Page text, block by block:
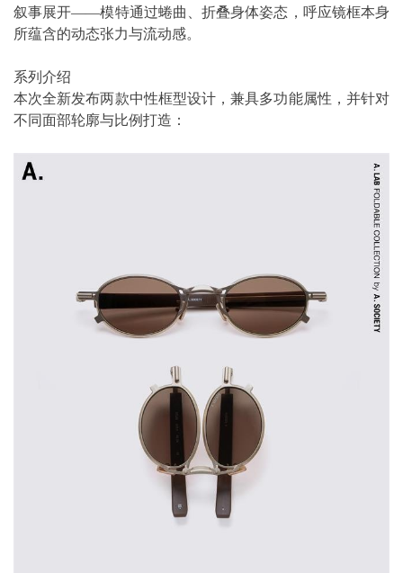
叙事展开——模特通过蜷曲、折叠身体姿态，呼应镜框本身
所蕴含的动态张力与流动感。
系列介绍
本次全新发布两款中性框型设计，兼具多功能属性，并针对
不同面部轮廓与比例打造：